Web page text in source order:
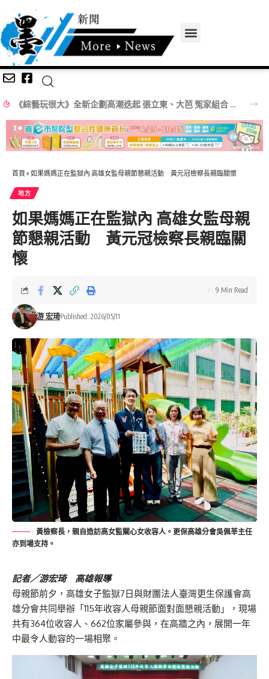
《綜藝玩很大》全新企劃高潮迭起 張立東、大芭 冤家組合 再創收視火花
首頁 » 如果媽媽正在監獄內 高雄女監母親節懇親活動 黃元冠檢察長親臨關懷
地方
如果媽媽正在監獄內 高雄女監母親
節懇親活動 黃元冠檢察長親臨關
懷
游 宏琦Published: 2026/05/11
9 Min Read
黃檢察長，親自造訪高女監關心女收容人。更保高雄分會吳佩莘主任
亦到場支持。
記者／游宏琦 高雄報導
母親節前夕，高雄女子監獄7日與財團法人臺灣更生保護會高
雄分會共同舉辦「115年收容人母親節面對面懇親活動」，現場
共有364位收容人、662位家屬參與，在高牆之內，展開一年
中最令人動容的一場相聚。